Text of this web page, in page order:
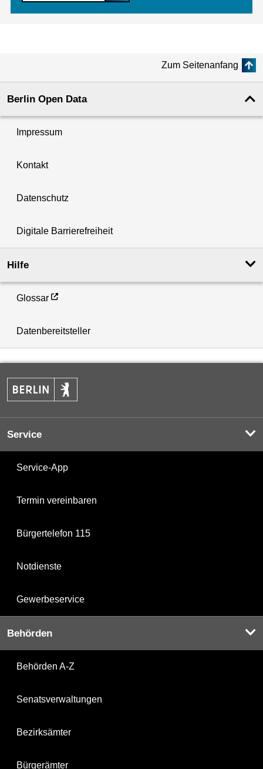
Zum Seitenanfang
Berlin Open Data
Impressum
Kontakt
Datenschutz
Digitale Barrierefreiheit
Hilfe
Glossar
Datenbereitsteller
Service
Service-App
Termin vereinbaren
Bürgertelefon 115
Notdienste
Gewerbeservice
Behörden
Behörden A-Z
Senatsverwaltungen
Bezirksämter
Bürgerämter